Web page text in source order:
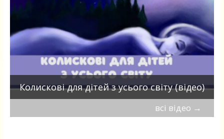
Колискові для дітей з усього світу (відео)
всі відео →